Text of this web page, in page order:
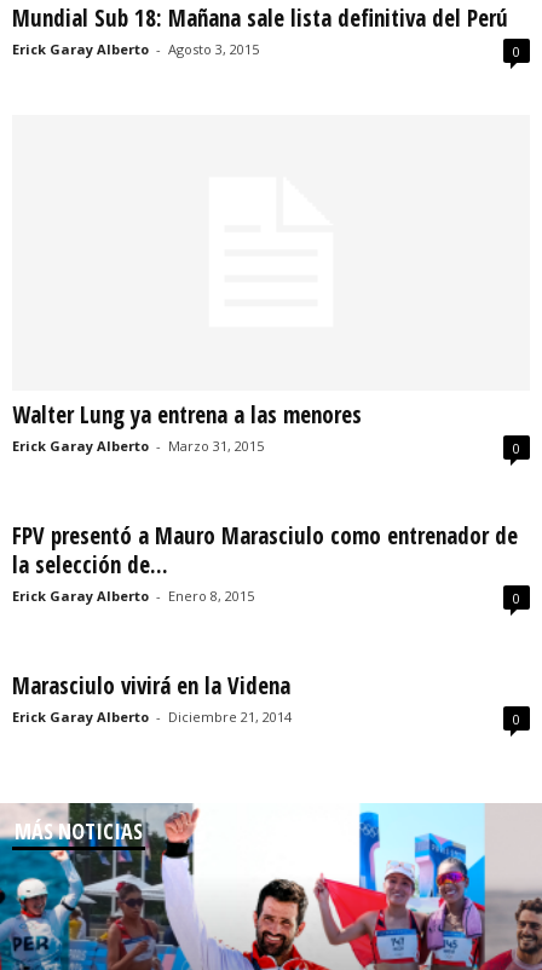
Mundial Sub 18: Mañana sale lista definitiva del Perú
Erick Garay Alberto - Agosto 3, 2015 0
Walter Lung ya entrena a las menores
Erick Garay Alberto - Marzo 31, 2015 0
FPV presentó a Mauro Marasciulo como entrenador de
la selección de...
Erick Garay Alberto - Enero 8, 2015 0
Marasciulo vivirá en la Videna
Erick Garay Alberto - Diciembre 21, 2014 0
MÁS NOTICIAS